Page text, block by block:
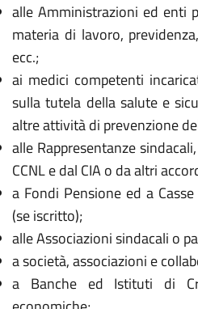
alle Amministrazioni ed enti
materia di lavoro,
ecc.;
ai medici competenti
sulla tutela della salute e
altre attività di prevenzione
alle Rappresentanze
CCNL e dal CIA o da altri
a Fondi Pensione ed a
(se iscritto);
alle Associazioni sindacali o
a società, associazioni e
a Banche ed Istituti di